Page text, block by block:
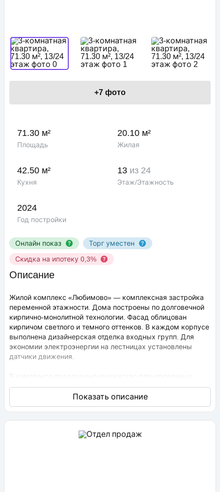
Онлайн показ
Торг уместен
Скидка на ипотеку 0,3%
+7 фото
71.30 м²
Площадь
20.10 м²
Жилая
42.50 м²
Кухня
13 из 24
Этаж/Этажность
2024
Год постройки
Описание
Жилой комплекс «Любимово» — комплексная застройка
переменной этажности. Дома построены по долговечной
кирпично-монолитной технологии. Фасад облицован
кирпичом светлого и темного оттенков. В каждом корпусе
выполнена дизайнерская отделка входных групп. Для
экономии электроэнергии на лестницах установлены
датчики движения.
решений: в наличии квартиры, как классического типа,
так и европланировки. Они сдаются с подчистовой
отделкой, высота потолков составляет 2,75 метра. В